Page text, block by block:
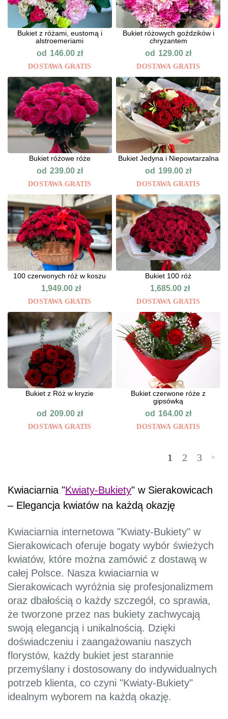
Bukiet z różami, eustomą i
alstroemeriami
od 146.00 zł
DOSTAWA GRATIS
Bukiet różowych goździków i
chryzantem
od 129.00zł
DOSTAWA GRATIS
Bukiet różowe róże
od 239.00 zł
DOSTAWA GRATIS
Bukiet Jedyna i Niepowtarzalna
od 199.00zł
DOSTAWA GRATIS
100 czerwonych róż w koszu
1,949.00zł
DOSTAWA GRATIS
Bukiet 100 róż
1,685.00 zł
DOSTAWA GRATIS
Bukiet z Róż w kryzie
od 209.00 zł
DOSTAWA GRATIS
Bukiet czerwone róże z
gipsówką
od 164.00zł
DOSTAWA GRATIS
1 2 3 »
Kwiaciarnia "Kwiaty-Bukiety" w Sierakowicach
– Elegancja kwiatów na każdą okazję
Kwiaciarnia internetowa "Kwiaty-Bukiety" w
Sierakowicach oferuje bogaty wybór świeżych
kwiatów, które można zamówić z dostawą w
całej Polsce. Nasza kwiaciarnia w
Sierakowicach wyróżnia się profesjonalizmem
oraz dbałością o każdy szczegół, co sprawia,
że tworzone przez nas bukiety zachwycają
swoją elegancją i unikalnością. Dzięki
doświadczeniu i zaangażowaniu naszych
florystów, każdy bukiet jest starannie
przemyślany i dostosowany do indywidualnych
potrzeb klienta, co czyni "Kwiaty-Bukiety"
idealnym wyborem na każdą okazję.